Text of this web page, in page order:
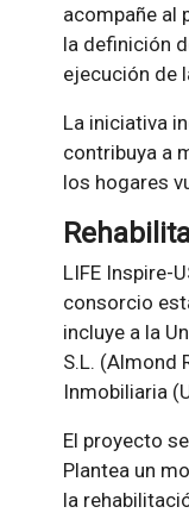
acompañe al
la definición
ejecución de
La iniciativa
contribuya a
los hogares
LIFE Inspire-
consorcio
incluye a la
S.L. (Almond
Inmobiliaria
El proyecto
Plantea un
la